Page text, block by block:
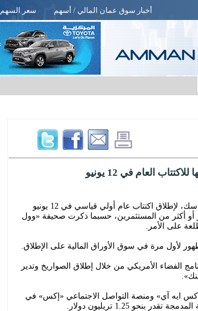
أخبار سوق عمان المالي / أسهم سعر السهم
العام في 12 يونيو
تخطط شركة «سبيس إكس» المملوكة لإيلون ماسك، لإطلاق اكتتاب عام أولي قياسي في 12 يونيو
ما يصل إلى 80 مليار دولار أو أكثر من المستثمرين، حسبما ذكرت صحيفة «وول
على الأمر.
لأول مرة في سوق الأوراق المالية على الإطلاق.
الفضاء الأمريكي من خلال إطلاق الصواريخ وتدير
ايه آي» ومنصة التواصل الاجتماعي «إكس» في
1.25 تريليون دولار.